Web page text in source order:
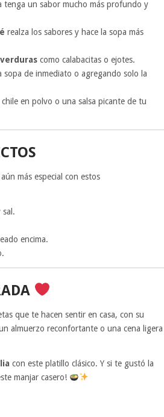
tenga un sabor mucho más profundo y
realza los sabores y hace la sopa más
como calabacitas o ejotes.
sopa de inmediato o agregando solo la
en polvo o una salsa picante de tu
más especial con estos
encima.
que te hacen sentir en casa, con su
almuerzo reconfortante o una cena ligera
con este platillo clásico. Y si te gustó la
manjar casero!